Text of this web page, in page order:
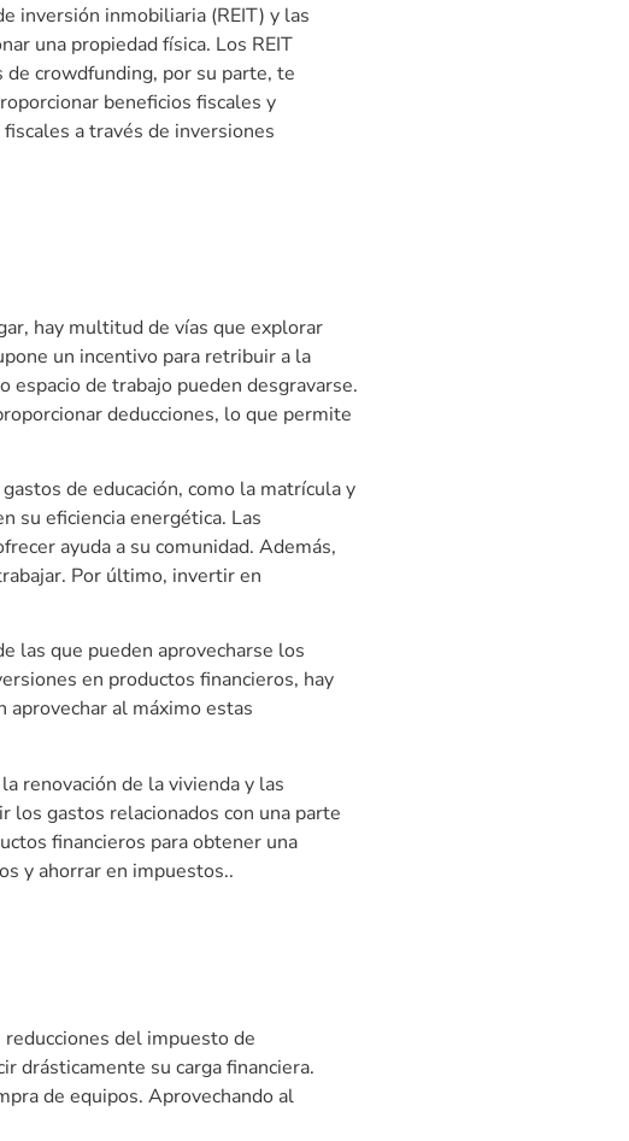
inversión inmobiliaria (REIT) y las
una propiedad física. Los REIT
crowdfunding, por su parte, te
beneficios fiscales y
a través de inversiones
hay multitud de vías que explorar
un incentivo para retribuir a la
espacio de trabajo pueden desgravarse.
deducciones, lo que permite
de educación, como la matrícula y
su eficiencia energética. Las
ayuda a su comunidad. Además,
Por último, invertir en
las que pueden aprovecharse los
en productos financieros, hay
aprovechar al máximo estas
renovación de la vivienda y las
los gastos relacionados con una parte
financieros para obtener una
y ahorrar en impuestos..
del impuesto de
drásticamente su carga financiera.
de equipos. Aprovechando al